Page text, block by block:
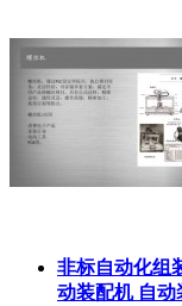
非标自动化组
动装配机 自